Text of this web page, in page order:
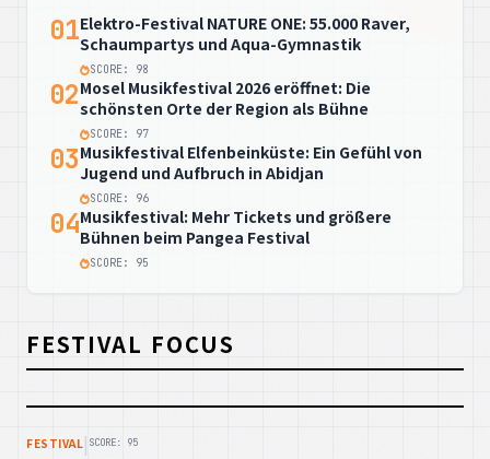
FESTIVAL FOCUS
FESTIVAL| SCORE: 95
01Elektro-Festival NATURE ONE: 55.000 Raver,
Schaumpartys und Aqua-Gymnastik
SCORE: 98
02Mosel Musikfestival 2026 eröffnet: Die
schönsten Orte der Region als Bühne
SCORE: 97
03Musikfestival Elfenbeinküste: Ein Gefühl von
Jugend und Aufbruch in Abidjan
SCORE: 96
04Musikfestival: Mehr Tickets und größere
Bühnen beim Pangea Festival
SCORE: 95